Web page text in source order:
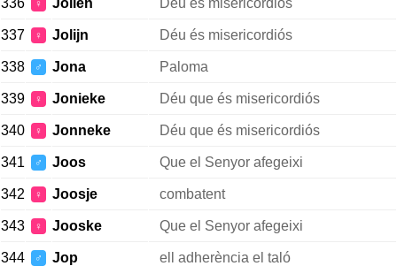
336 ♀ Jolien Déu és misericordiós
337 ♀ Jolijn Déu és misericordiós
338 ♂ Jona Paloma
339 ♀ Jonieke Déu que és misericordiós
340 ♀ Jonneke Déu que és misericordiós
341 ♂ Joos Que el Senyor afegeixi
342 ♀ Joosje combatent
343 ♀ Jooske Que el Senyor afegeixi
344 ♂ Jop ell adherència el taló